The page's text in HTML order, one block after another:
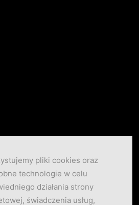
pliki cookies oraz
technologie w celu
działania strony
świadczenia usług,